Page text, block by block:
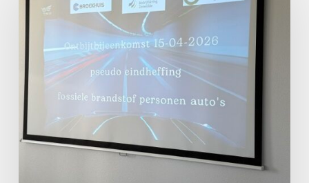
fossiele
brandstof
personenauto’s
>
update